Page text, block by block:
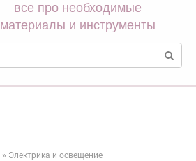
все про необходимые
материалы и инструменты
» Электрика и освещение